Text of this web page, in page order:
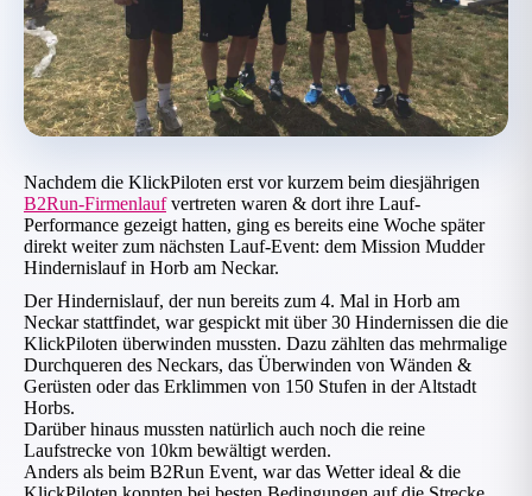
Nachdem die KlickPiloten erst vor kurzem beim diesjährigen
B2Run-Firmenlaufvertreten waren & dort ihre Lauf-
Performance gezeigt hatten, ging es bereits eine Woche später
direkt weiter zum nächsten Lauf-Event: dem Mission Mudder
Hindernislauf in Horb am Neckar.
Der Hindernislauf, der nun bereits zum 4. Mal in Horb am
Neckar stattfindet, war gespickt mit über 30 Hindernissen die die
KlickPiloten überwinden mussten. Dazu zählten das mehrmalige
Durchqueren des Neckars, das Überwinden von Wänden &
Gerüsten oder das Erklimmen von 150 Stufen in der Altstadt
Horbs.
Darüber hinaus mussten natürlich auch noch die reine
Laufstrecke von 10km bewältigt werden.
Anders als beim B2Run Event, war das Wetter ideal & die